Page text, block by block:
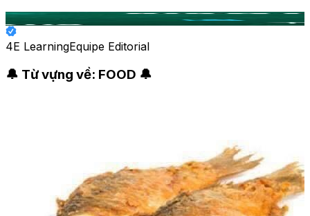
4E LearningEquipe Editorial
🔔 Từ vựng về: FOOD 🔔